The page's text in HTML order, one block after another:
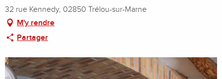
32 rue Kennedy, 02850 Trélou-sur-Marne
M'y rendre
Partager